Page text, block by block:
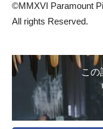
©MMXVI Paramount
All rights Reserved.
この